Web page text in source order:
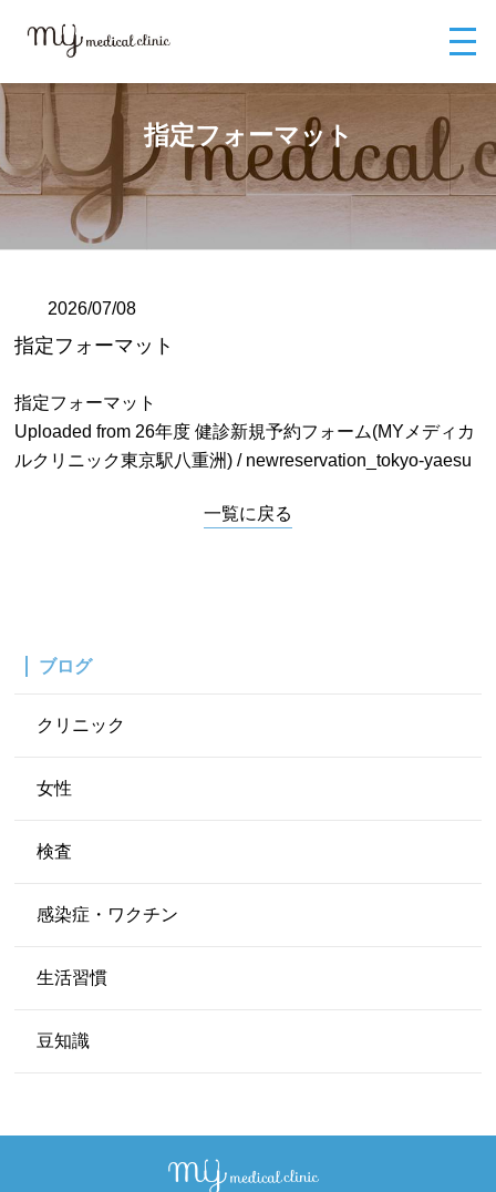
指定フォーマット
2026/07/08
指定フォーマット
指定フォーマット
Uploaded from 26年度 健診新規予約フォーム(MYメディカ
ルクリニック東京駅八重洲) / newreservation_tokyo-yaesu
一覧に戻る
ブログ
クリニック
女性
検査
感染症・ワクチン
生活習慣
豆知識